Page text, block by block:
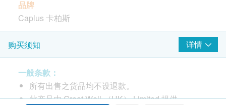
品牌
Caplus 卡柏斯
包装
150粒
产地
德国
购买须知 详情
一般条款：
所有出售之货品均不设退款。
此产品由 Great Well （HK） Limited 提供。